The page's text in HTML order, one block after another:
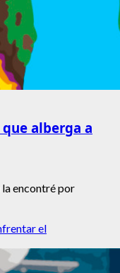
que alberga a
la encontré por
el